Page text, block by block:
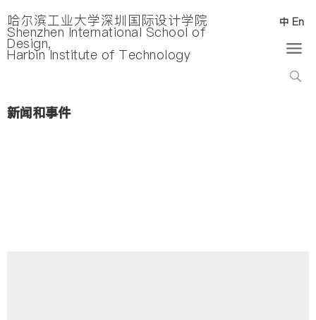
哈尔滨工业大学深圳国际设计学院
Shenzhen International School of
Design,
Harbin Institute of Technology
中 En
新闻和事件